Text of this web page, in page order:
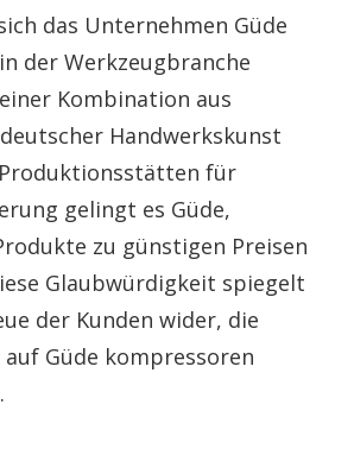
das Unternehmen Güde
der Werkzeugbranche
Kombination aus
Handwerkskunst
für
gelingt es Güde,
zu günstigen Preisen
Glaubwürdigkeit spiegelt
der Kunden wider, die
Güde kompressoren